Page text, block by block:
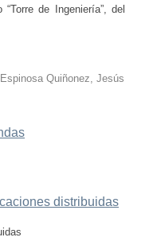
de Ingeniería”, del
Espinosa Quiñonez, Jesús
distribuidas